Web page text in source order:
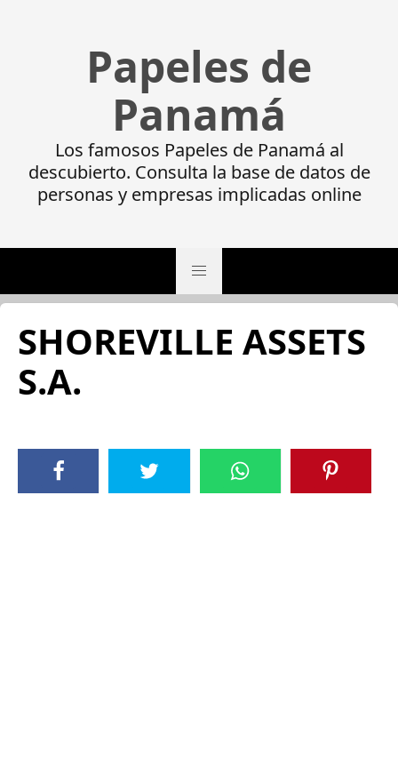
Papeles de
Panamá
Los famosos Papeles de Panamá al
descubierto. Consulta la base de datos de
personas y empresas implicadas online
SHOREVILLE ASSETS
S.A.